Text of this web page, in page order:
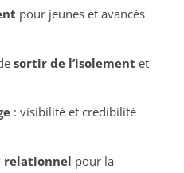
pour jeunes et avancés
sortir de l’isolement et
: visibilité et crédibilité
relationnel pour la